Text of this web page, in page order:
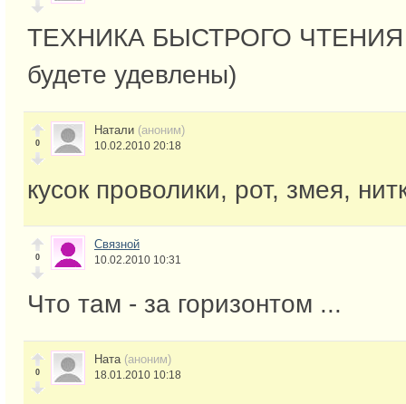
ТЕХНИКА БЫСТРОГО ЧТЕНИЯ
будете удевлены)
0
Натали (аноним)
10.02.2010 20:18
кусок проволики, рот, змея,
0
Связной
10.02.2010 10:31
Что там - за горизонтом ...
0
Ната (аноним)
18.01.2010 10:18